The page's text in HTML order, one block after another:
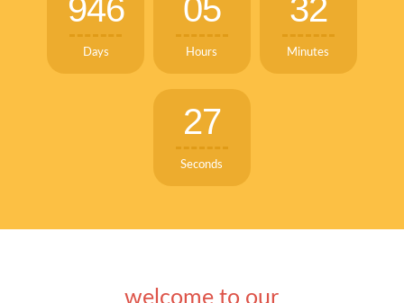
946
Days
05
Hours
32
Minutes
28
Seconds
welcome to our